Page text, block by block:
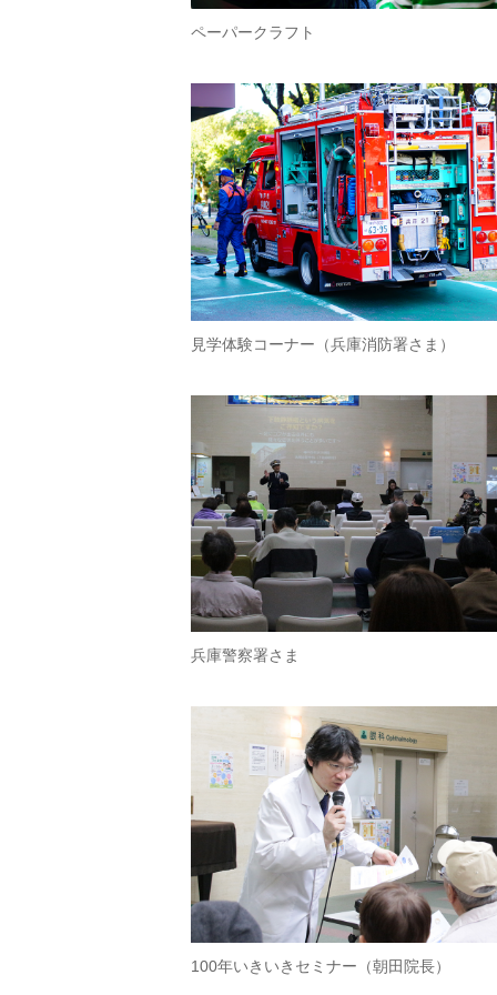
ペーパークラフト
見学体験コーナー（兵庫消防署さま）
兵庫警察署さま
100年いきいきセミナー（朝田院長）